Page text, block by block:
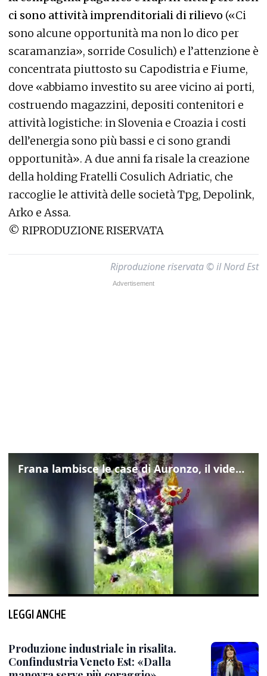
ci sono attività imprenditoriali di rilievo («Ci
sono alcune opportunità ma non lo dico per
scaramanzia», sorride Cosulich) e l’attenzione è
concentrata piuttosto su Capodistria e Fiume,
dove «abbiamo investito su aree vicino ai porti,
costruendo magazzini, depositi contenitori e
attività logistiche: in Slovenia e Croazia i costi
dell’energia sono più bassi e ci sono grandi
opportunità». A due anni fa risale la creazione
della holding Fratelli Cosulich Adriatic, che
raccoglie le attività delle società Tpg, Depolink,
Arko e Assa.
© RIPRODUZIONE RISERVATA
Riproduzione riservata © il Nord Est
Frana lambisce le case di Auronzo, il video dall'elicottero dei vigili del fuoco
LEGGI ANCHE
Produzione industriale in risalita.
Confindustria Veneto Est: «Dalla